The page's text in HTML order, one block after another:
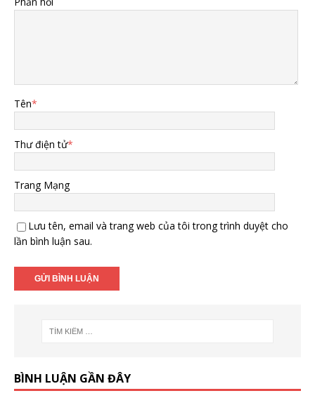
Tên*
Thư điện tử*
Trang Mạng
Lưu tên, email và trang web của tôi trong trình duyệt cho
lần bình luận sau.
BÌNH LUẬN GẦN ĐÂY